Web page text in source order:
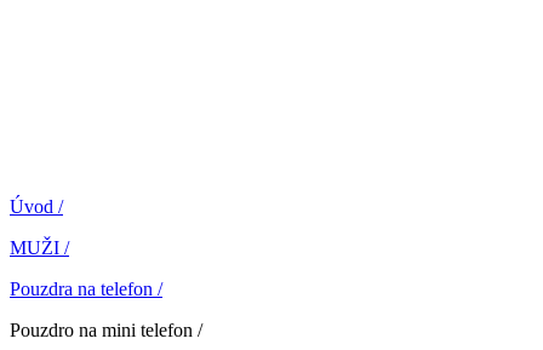
Úvod /
MUŽI /
Pouzdra na telefon /
Pouzdro na mini telefon /